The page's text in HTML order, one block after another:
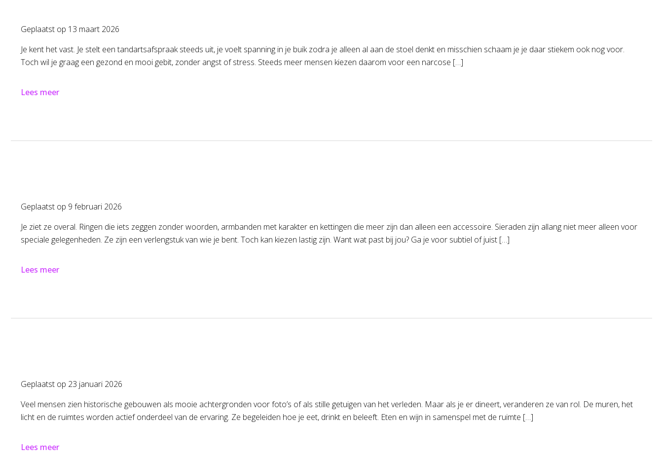
Geplaatst op 13 maart 2026
Je kent het vast. Je stelt een tandartsafspraak steeds uit, je voelt spanning in je buik zodra je alleen al aan de stoel denkt en misschien schaam je je daar stiekem ook nog voor.
Toch wil je graag een gezond en mooi gebit, zonder angst of stress. Steeds meer mensen kiezen daarom voor een narcose […]
Lees meer
Geplaatst op 9 februari 2026
Je ziet ze overal. Ringen die iets zeggen zonder woorden, armbanden met karakter en kettingen die meer zijn dan alleen een accessoire. Sieraden zijn allang niet meer alleen voor
speciale gelegenheden. Ze zijn een verlengstuk van wie je bent. Toch kan kiezen lastig zijn. Want wat past bij jou? Ga je voor subtiel of juist […]
Lees meer
Geplaatst op 23 januari 2026
Veel mensen zien historische gebouwen als mooie achtergronden voor foto’s of als stille getuigen van het verleden. Maar als je er dineert, veranderen ze van rol. De muren, het
licht en de ruimtes worden actief onderdeel van de ervaring. Ze begeleiden hoe je eet, drinkt en beleeft. Eten en wijn in samenspel met de ruimte […]
Lees meer